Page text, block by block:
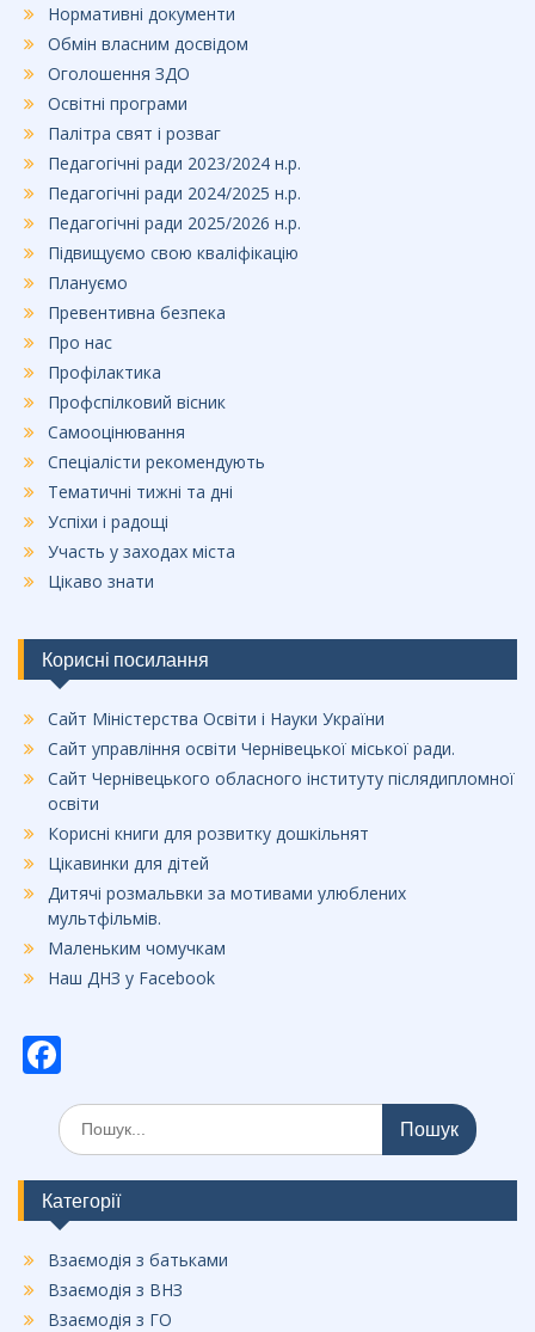
Нормативні документи
Обмін власним досвідом
Оголошення ЗДО
Освітні програми
Палітра свят і розваг
Педагогічні ради 2023/2024 н.р.
Педагогічні ради 2024/2025 н.р.
Педагогічні ради 2025/2026 н.р.
Підвищуємо свою кваліфікацію
Плануємо
Превентивна безпека
Про нас
Профілактика
Профспілковий вісник
Самооцінювання
Спеціалісти рекомендують
Тематичні тижні та дні
Успіхи і радощі
Участь у заходах міста
Цікаво знати
Корисні посилання
Сайт Міністерства Освіти і Науки України
Сайт управління освіти Чернівецької міської ради.
Сайт Чернівецького обласного інституту післядипломної
освіти
Корисні книги для розвитку дошкільнят
Цікавинки для дітей
Дитячі розмальвки за мотивами улюблених
мультфільмів.
Маленьким чомучкам
Наш ДНЗ у Facebook
ac
e
b
o
o
k
Шукати:
Категорії
Взаємодія з батьками
Взаємодія з ВНЗ
Взаємодія з ГО